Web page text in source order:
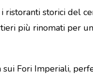
ristoranti storici del
più rinomati per
Fori Imperiali,